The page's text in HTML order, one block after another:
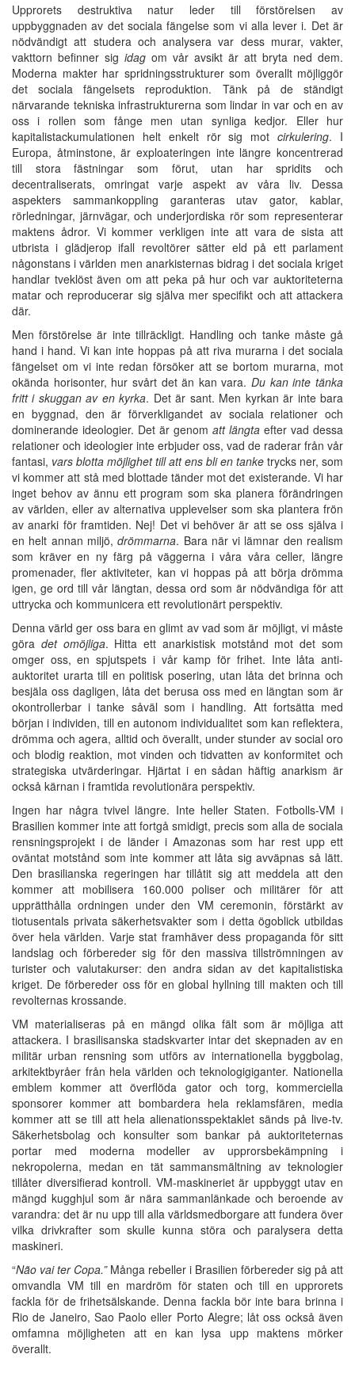
Upprorets destruktiva natur leder till förstörelsen av
uppbyggnaden av det sociala fängelse som vi alla lever i. Det är
nödvändigt att studera och analysera var dess murar, vakter,
vakttorn befinner sig idag om vår avsikt är att bryta ned dem.
Moderna makter har spridningsstrukturer som överallt möjliggör
det sociala fängelsets reproduktion. Tänk på de ständigt
närvarande tekniska infrastrukturerna som lindar in var och en av
oss i rollen som fånge men utan synliga kedjor. Eller hur
kapitalistackumulationen helt enkelt rör sig motcirkulering. I
Europa, åtminstone, är exploateringen inte längre koncentrerad
till stora fästningar som förut, utan har spridits och
decentraliserats, omringat varje aspekt av våra liv. Dessa
aspekters sammankoppling garanteras utav gator, kablar,
rörledningar, järnvägar, och underjordiska rör som representerar
maktens ådror. Vi kommer verkligen inte att vara de sista att
utbrista i glädjerop ifall revoltörer sätter eld på ett parlament
någonstans i världen men anarkisternas bidrag i det sociala kriget
handlar tveklöst även om att peka på hur och var auktoriteterna
matar och reproducerar sig själva mer specifikt och att attackera
där.
Men förstörelse är inte tillräckligt. Handling och tanke måste gå
hand i hand. Vi kan inte hoppas på att riva murarna i det sociala
fängelset om vi inte redan försöker att se bortom murarna, mot
okända horisonter, hur svårt det än kan vara.Du kan inte tänka
fritt i skuggan av en kyrka. Det är sant. Men kyrkan är inte bara
en byggnad, den är förverkligandet av sociala relationer och
dominerande ideologier. Det är genom att längta efter vad dessa
relationer och ideologier inte erbjuder oss, vad de raderar från vår
fantasi, vars blotta möjlighet till att ens bli en tanke trycks ner, som
vi kommer att stå med blottade tänder mot det existerande. Vi har
inget behov av ännu ett program som ska planera förändringen
av världen, eller av alternativa upplevelser som ska plantera frön
av anarki för framtiden. Nej! Det vi behöver är att se oss själva i
en helt annan miljö,drömmarna. Bara när vi lämnar den realism
som kräver en ny färg på väggerna i våra våra celler, längre
promenader, fler aktiviteter, kan vi hoppas på att börja drömma
igen, ge ord till vår längtan, dessa ord som är nödvändiga för att
uttrycka och kommunicera ett revolutionärt perspektiv.
Denna värld ger oss bara en glimt av vad som är möjligt, vi måste
göra det omöjliga. Hitta ett anarkistisk motstånd mot det som
omger oss, en spjutspets i vår kamp för frihet. Inte låta anti-
auktoritet urarta till en politisk posering, utan låta det brinna och
besjäla oss dagligen, låta det berusa oss med en längtan som är
okontrollerbar i tanke såväl som i handling. Att fortsätta med
början i individen, till en autonom individualitet som kan reflektera,
drömma och agera, alltid och överallt, under stunder av social oro
och blodig reaktion, mot vinden och tidvatten av konformitet och
strategiska utvärderingar. Hjärtat i en sådan häftig anarkism är
också kärnan i framtida revolutionära perspektiv.
Ingen har några tvivel längre. Inte heller Staten. Fotbolls-VM i
Brasilien kommer inte att fortgå smidigt, precis som alla de sociala
rensningsprojekt i de länder i Amazonas som har rest upp ett
oväntat motstånd som inte kommer att låta sig avväpnas så lätt.
Den brasilianska regeringen har tillåtit sig att meddela att den
kommer att mobilisera 160.000 poliser och militärer för att
upprätthålla ordningen under den VM ceremonin, förstärkt av
tiotusentals privata säkerhetsvakter som i detta ögoblick utbildas
över hela världen. Varje stat framhäver dess propaganda för sitt
landslag och förbereder sig för den massiva tillströmningen av
turister och valutakurser: den andra sidan av det kapitalistiska
kriget. De förbereder oss för en global hyllning till makten och till
revolternas krossande.
VM materialiseras på en mängd olika fält som är möjliga att
attackera. I brasilisanska stadskvarter intar det skepnaden av en
militär urban rensning som utförs av internationella byggbolag,
arkitektbyråer från hela världen och teknologigiganter. Nationella
emblem kommer att överflöda gator och torg, kommerciella
sponsorer kommer att bombardera hela reklamsfären, media
kommer att se till att hela alienationsspektaklet sänds på live-tv.
Säkerhetsbolag och konsulter som bankar på auktoriteternas
portar med moderna modeller av upprorsbekämpning i
nekropolerna, medan en tät sammansmältning av teknologier
tillåter diversifierad kontroll. VM-maskineriet är uppbyggt utav en
mängd kugghjul som är nära sammanlänkade och beroende av
varandra: det är nu upp till alla världsmedborgare att fundera över
vilka drivkrafter som skulle kunna störa och paralysera detta
maskineri.
“Não vai ter Copa.”Många rebeller i Brasilien förbereder sig på att
omvandla VM till en mardröm för staten och till en upprorets
fackla för de frihetsälskande. Denna fackla bör inte bara brinna i
Rio de Janeiro, Sao Paolo eller Porto Alegre; låt oss också även
omfamna möjligheten att en kan lysa upp maktens mörker
överallt.